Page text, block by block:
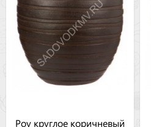
Роу круглое коричневый